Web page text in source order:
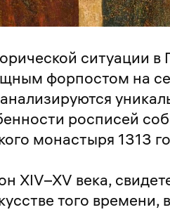
ситуации в
форпостом на
росписей
монастыря 1313
XIV–XV века,
того времени,